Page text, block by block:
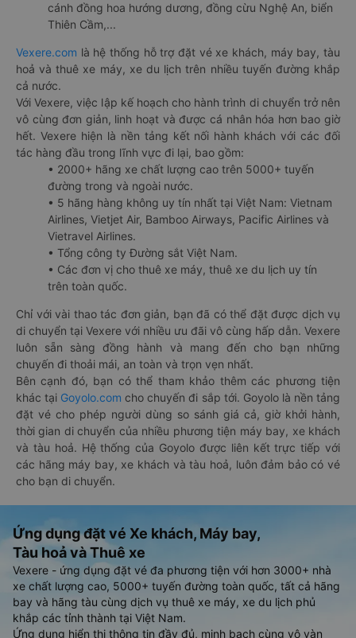
cánh đồng hoa hướng dương, đồng cừu Nghệ An, biển
Thiên Cầm,...
Vexere.com là hệ thống hỗ trợ đặt vé xe khách, máy bay, tàu
hoả và thuê xe máy, xe du lịch trên nhiều tuyến đường khắp
cả nước.
Với Vexere, việc lập kế hoạch cho hành trình di chuyển trở nên
vô cùng đơn giản, linh hoạt và được cá nhân hóa hơn bao giờ
hết. Vexere hiện là nền tảng kết nối hành khách với các đối
tác hàng đầu trong lĩnh vực đi lại, bao gồm:
• 2000+ hãng xe chất lượng cao trên 5000+ tuyến
đường trong và ngoài nước.
• 5 hãng hàng không uy tín nhất tại Việt Nam: Vietnam
Airlines, Vietjet Air, Bamboo Airways, Pacific Airlines và
Vietravel Airlines.
• Tổng công ty Đường sắt Việt Nam.
• Các đơn vị cho thuê xe máy, thuê xe du lịch uy tín
trên toàn quốc.
Chỉ với vài thao tác đơn giản, bạn đã có thể đặt được dịch vụ
di chuyển tại Vexere với nhiều ưu đãi vô cùng hấp dẫn. Vexere
luôn sẵn sàng đồng hành và mang đến cho bạn những
chuyến đi thoải mái, an toàn và trọn vẹn nhất.
Bên cạnh đó, bạn có thể tham khảo thêm các phương tiện
khác tại Goyolo.com cho chuyến đi sắp tới. Goyolo là nền tảng
đặt vé cho phép người dùng so sánh giá cả, giờ khởi hành,
thời gian di chuyển của nhiều phương tiện máy bay, xe khách
và tàu hoả. Hệ thống của Goyolo được liên kết trực tiếp với
các hãng máy bay, xe khách và tàu hoả, luôn đảm bảo có vé
cho bạn di chuyển.
Ứng dụng đặt vé Xe khách, Máy bay,
Tàu hoả và Thuê xe
Vexere - ứng dụng đặt vé đa phương tiện với hơn 3000+ nhà
xe chất lượng cao, 5000+ tuyến đường toàn quốc, tất cả hãng
bay và hãng tàu cùng dịch vụ thuê xe máy, xe du lịch phủ
khắp các tỉnh thành tại Việt Nam.
Ứng dụng hiển thị thông tin đầy đủ, minh bạch cùng vô vàn